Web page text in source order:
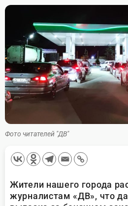
Фото читателей "ДВ"
Жители нашего города
журналистам «ДВ», что